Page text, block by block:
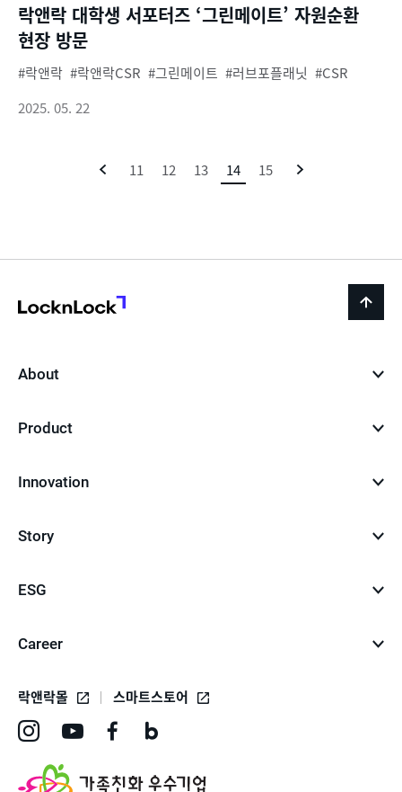
락앤락 대학생 서포터즈 ‘그린메이트’ 자원순환
현장 방문
락앤락 락앤락CSR 그린메이트 러브포플래닛
CSR
2025. 05. 22
11 12 13 14
이
15
back
About
Product
Innovation
Story
ESG
Career
락앤락몰 스마트스토어
스